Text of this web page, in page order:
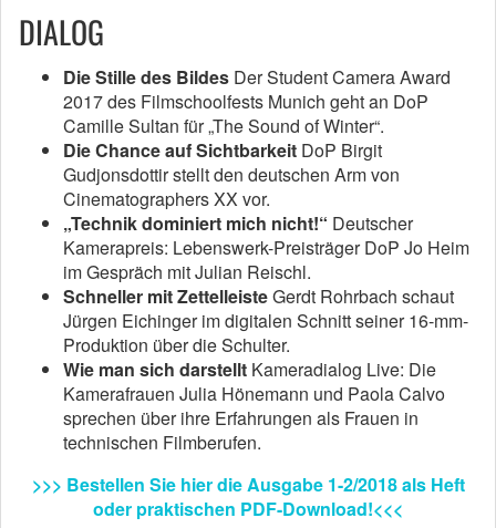
DIALOG
Die Stille des Bildes Der Student Camera Award
2017 des Filmschoolfests Munich geht an DoP
Camille Sultan für „The Sound of Winter“.
Die Chance auf Sichtbarkeit DoP Birgit
Gudjonsdottir stellt den deutschen Arm von
Cinematographers XX vor.
„Technik dominiert mich nicht!“ Deutscher
Kamerapreis: Lebenswerk-Preisträger DoP Jo Heim
im Gespräch mit Julian Reischl.
Schneller mit ZettelleisteGerdt Rohrbach schaut
Jürgen Eichinger im digitalen Schnitt seiner 16-mm-
Produktion über die Schulter.
Wie man sich darstellt Kameradialog Live: Die
Kamerafrauen Julia Hönemann und Paola Calvo
sprechen über ihre Erfahrungen als Frauen in
technischen Filmberufen.
>>> Bestellen Sie hier die Ausgabe 1-2/2018 als Heft
oder praktischen PDF-Download!<<<